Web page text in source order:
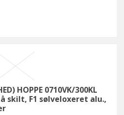
HOPPE 0710VK/300KL
skilt, F1 sølveloxeret alu.,